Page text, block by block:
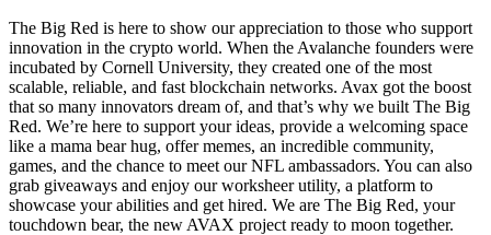
The Big Red is here to show our appreciation to those who support
innovation in the crypto world. When the Avalanche founders were
incubated by Cornell University, they created one of the most
scalable, reliable, and fast blockchain networks. Avax got the boost
that so many innovators dream of, and that’s why we built The Big
Red. We’re here to support your ideas, provide a welcoming space
like a mama bear hug, offer memes, an incredible community,
games, and the chance to meet our NFL ambassadors. You can also
grab giveaways and enjoy our worksheer utility, a platform to
showcase your abilities and get hired. We are The Big Red, your
touchdown bear, the new AVAX project ready to moon together.